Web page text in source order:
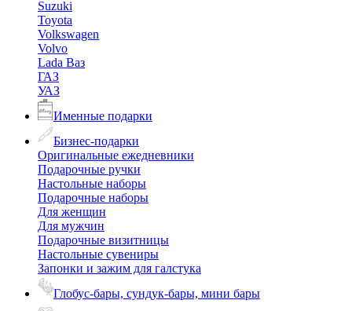
Suzuki
Toyota
Volkswagen
Volvo
Lada Ваз
ГАЗ
УАЗ
Именные подарки
Бизнес-подарки
Оригинальные ежедневники
Подарочные ручки
Настольные наборы
Подарочные наборы
Для женщин
Для мужчин
Подарочные визитницы
Настольные сувениры
Запонки и зажим для галстука
Глобус-бары, сундук-бары, мини бары